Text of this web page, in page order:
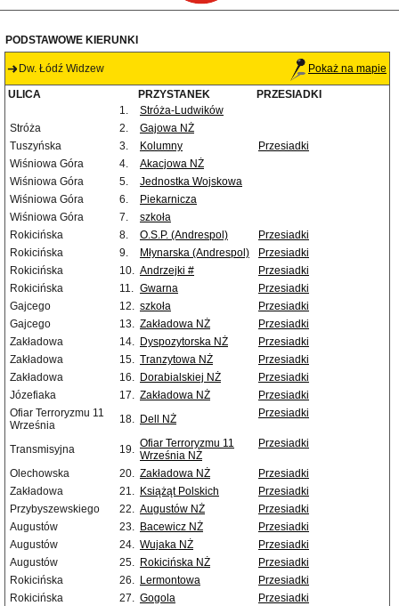
PODSTAWOWE KIERUNKI
Dw. Łódź Widzew Pokaż na mapie
ULICA PRZYSTANEK
PRZESIADKI
1.
Stróża-Ludwików
Stróża
2.
Gajowa NŻ
Tuszyńska
3. Kolumny
Przesiadki
Wiśniowa Góra
4.
Akacjowa NŻ
Wiśniowa Góra
5.
Jednostka Wojskowa
Wiśniowa Góra
6.
Piekarnicza
Wiśniowa Góra
7.
szkoła
Rokicińska
8. O.S.P. (Andrespol)
Przesiadki
Rokicińska
9. Młynarska (Andrespol)
Przesiadki
Rokicińska
10. Andrzejki #
Przesiadki
Rokicińska
11. Gwarna
Przesiadki
Gajcego
12. szkoła
Przesiadki
Gajcego
13. Zakładowa NŻ
Przesiadki
Zakładowa
14. Dyspozytorska NŻ
Przesiadki
Zakładowa
15. Tranzytowa NŻ
Przesiadki
Zakładowa
16. Dorabialskiej NŻ
Przesiadki
Józefiaka
17. Zakładowa NŻ
Przesiadki
Ofiar Terroryzmu 11
Września
18. Dell NŻ Przesiadki
Transmisyjna 19. Ofiar Terroryzmu 11
Września NŻ
Przesiadki
Olechowska 20. Zakładowa NŻ
Przesiadki
Zakładowa
21. Książąt Polskich
Przesiadki
Przybyszewskiego
22. Augustów NŻ
Przesiadki
Augustów
23. Bacewicz NŻ
Przesiadki
Augustów
24. Wujaka NŻ
Przesiadki
Augustów
25. Rokicińska NŻ
Przesiadki
Rokicińska
26. Lermontowa
Przesiadki
Rokicińska
27. Gogola
Przesiadki